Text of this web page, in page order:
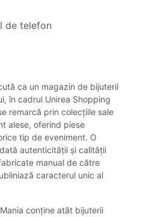
de telefon
ca un magazin de bijuterii
în cadrul Unirea Shopping
remarcă prin colecțiile sale
alese, oferind piese
tip de eveniment. O
autenticității și calității
manual de către
caracterul unic al
conține atât bijuterii